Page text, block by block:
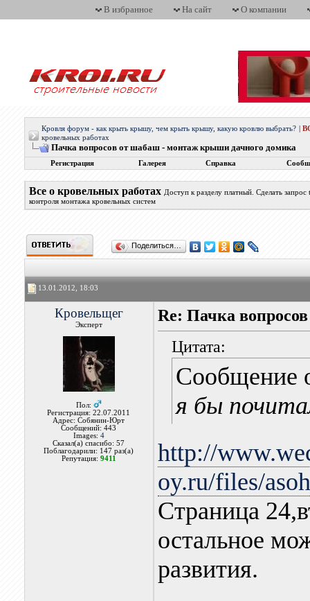
В избранное На сайт О компании
Кровля форум - как крыть крышу, чем крыть крышу, какую кровлю выбрать?
кровельных работах
Пачка вопросов от шабаш - монтаж крыши дачного домика
Регистрация Галерея Справка
Все о кровельных работах Доступ к разделу платный. Сделать
контроля монтажа кровельных систем
Поделиться…
13.01.2012, 18:03
Кровельщег
Эксперт
Пол:
Регистрация: 22.07.2011
Адрес: Собянин-Юрт
Сообщений: 443
Images: 4
Сказал(а) спасибо: 57
Поблагодарили: 147 раз(а)
Репутация: 9411
Re: Пачка
Цитата:
Сообщение
я бы
http://
oy.ru/files/
Страница
остальное
развития.